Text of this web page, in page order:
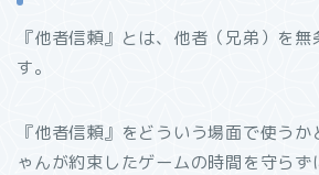
『他者信頼』とは、他者（兄弟）を
す。
『他者信頼』をどういう場面で使う
ゃんが約束したゲームの時間を守ら